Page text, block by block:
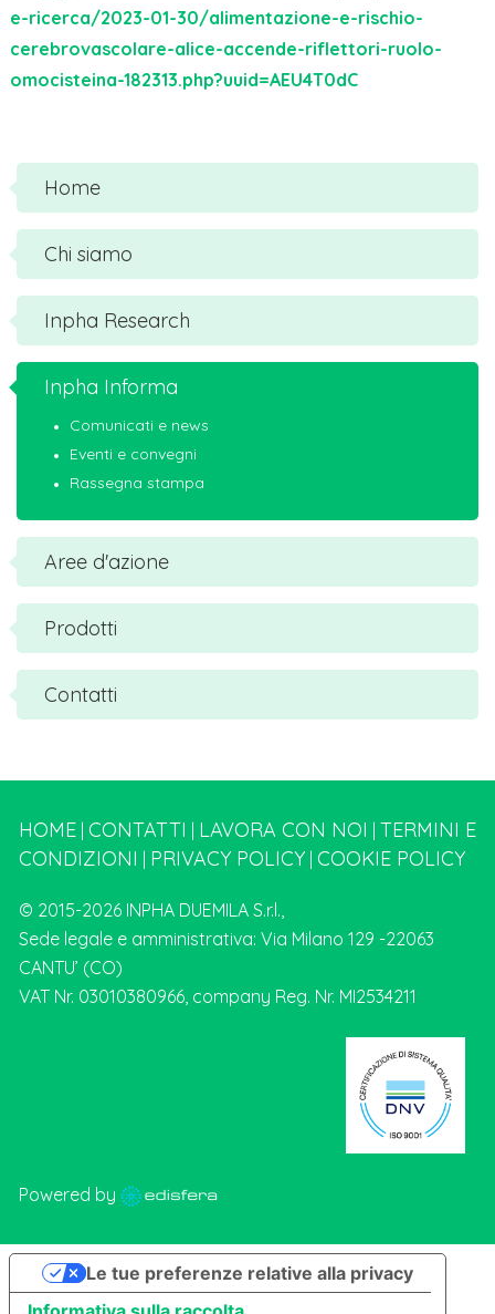
e-ricerca/2023-01-30/alimentazione-e-rischio-
cerebrovascolare-alice-accende-riflettori-ruolo-
omocisteina-182313.php?uuid=AEU4T0dC
Home
Chi siamo
Inpha Research
Inpha Informa
Comunicati e news
Eventi e convegni
Rassegna stampa
Aree d'azione
Prodotti
Contatti
HOME CONTATTI LAVORA CON NOI TERMINI E
CONDIZIONI
PRIVACY POLICY COOKIE POLICY
© 2015-2026 INPHA DUEMILA S.r.l.,
Sede legale e amministrativa: Via Milano 129 -22063
CANTU’ (CO)
VAT Nr. 03010380966, company Reg. Nr. MI2534211
Powered by
Le tue preferenze relative alla privacy